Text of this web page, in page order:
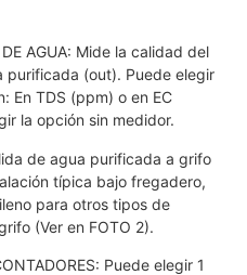
AGUA: Mide la calidad del
purificada (out). Puede elegir
En TDS (ppm) o en EC
la opción sin medidor.
de agua purificada a grifo
típica bajo fregadero,
para otros tipos de
(Ver en FOTO 2).
Puede elegir 1